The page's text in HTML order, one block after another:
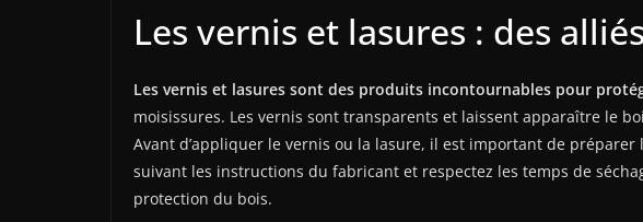
Les vernis et lasures : des
Les vernis et lasures sont des produits incontournables pour
moisissures. Les vernis sont transparents et laissent apparaître le
Avant d’appliquer le vernis ou la lasure, il est important de
suivant les instructions du fabricant et respectez les temps de
protection du bois.